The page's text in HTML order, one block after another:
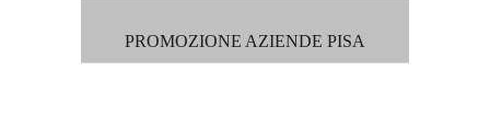
PROMOZIONE AZIENDE PISA